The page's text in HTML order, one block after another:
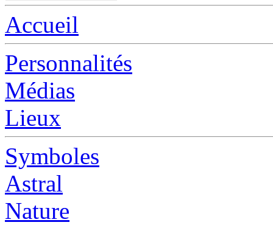
Accueil
Personnalités
Médias
Lieux
Symboles
Astral
Nature